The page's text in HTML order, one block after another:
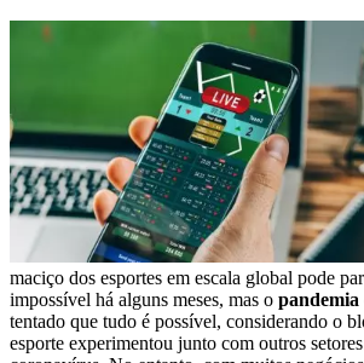
maciço dos esportes em escala global pode
impossível há alguns meses, mas o
tentado que tudo é possível, considerando o
esporte experimentou junto com outros